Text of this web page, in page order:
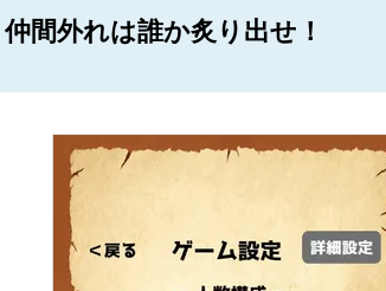
仲間外れは誰か炙り出せ！